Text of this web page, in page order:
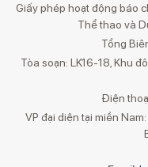
Giấy phép hoạt động báo
Thể thao và
Tổng
Tòa soạn: LK16-18, Khu
Điện
VP đại diện tại miền